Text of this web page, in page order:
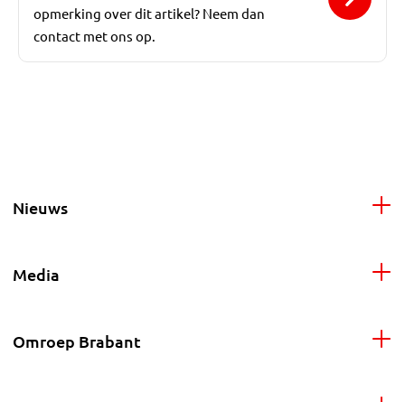
opmerking over dit artikel? Neem dan
contact met ons op.
Nieuws
Media
Omroep Brabant